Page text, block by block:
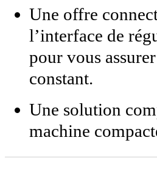
Une offre
l’interface de
pour vous
constant.
Une solution
machine